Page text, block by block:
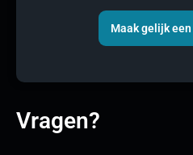
Maak gelijk
Vragen?